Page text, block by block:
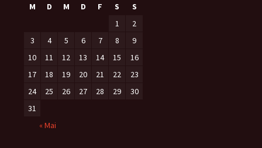
M
D M D F S
S
1
2
3
4 5 6 7 8
9
10
11 12 13 14 15
16
17
18 19 20 21 22
23
24
25 26 27 28 29
30
31
« Mai